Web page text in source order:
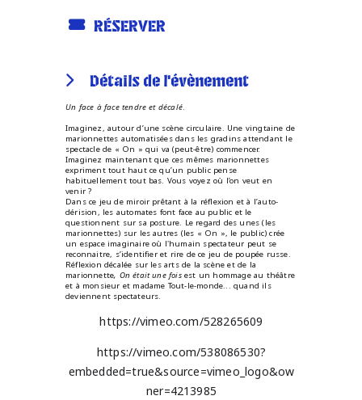
RÉSERVER
Détails de l'évènement
Un face à face tendre et décalé.
Imaginez, autour d’une scène circulaire. Une vingtaine de
marionnettes automatisées dans les gradins attendant le
spectacle de « On » qui va (peut-être) commencer.
Imaginez maintenant que ces mêmes marionnettes
expriment tout haut ce qu’un public pense
habituellement tout bas. Vous voyez où l’on veut en
venir ?
Dans ce jeu de miroir prêtant à la réflexion et à l’auto-
dérision, les automates font face au public et le
questionnent sur sa posture. Le regard des unes (les
marionnettes) sur les autres (les « On », le public) crée
un espace imaginaire où l'humain spectateur peut se
reconnaitre, s’identifier et rire de ce jeu de poupée russe.
Réflexion décalée sur les arts de la scène et de la
marionnette, On était une foisest un hommage au théâtre
et à monsieur et madame Tout-le-monde... quand ils
deviennent spectateurs.
https://vimeo.com/528265609
https://vimeo.com/538086530?
embedded=true&source=vimeo_logo&ow
ner=4213985